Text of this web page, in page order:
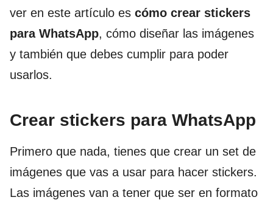
ver en este artículo es cómo crear stickers
para WhatsApp, cómo diseñar las imágenes
y también que debes cumplir para poder
usarlos.
Crear stickers para WhatsApp
Primero que nada, tienes que crear un set de
imágenes que vas a usar para hacer stickers.
Las imágenes van a tener que ser en formato